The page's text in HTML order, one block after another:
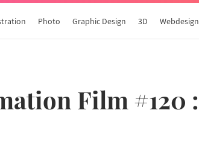
Photo Graphic Design 3D
Film #120 :